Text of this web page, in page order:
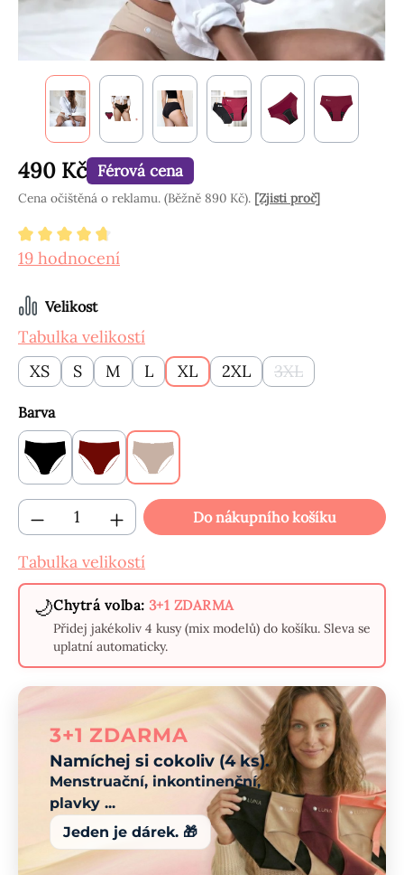
490 Kč Férová cena
Cena očištěná o reklamu. (Běžně 890 Kč). [Zjisti proč]
Průměrné hodnocení 4.84 z 5 hvězd
19 hodnocení
Vyberte
Velikost
Tabulka velikostí
XS
S M L XL 2XL 3XL
(Tato možnost
Vyberte
Barva
Černé Bordó Béžové
Množství produktu: Zadejte požadované
Do nákupního košíku
Tabulka velikostí
🌙Chytrá volba: 3+1 ZDARMA
Přidej jakékoliv 4 kusy (mix modelů) do košíku. Sleva se
uplatní automaticky.
3+1 ZDARMA
Namíchej si cokoliv (4 ks).
Menstruační, inkontinenční,
plavky ...
Jeden je dárek. 🎁